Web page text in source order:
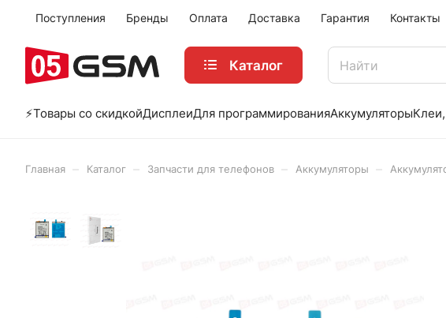
Поступления Бренды Оплата Доставка Гарантия Контакты
Каталог
⚡️Товары со скидкойДисплеиДля программированияАккумуляторы
Главная Каталог Запчасти для телефонов Аккумуляторы